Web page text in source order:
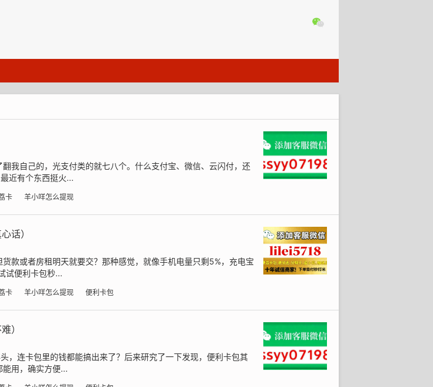
我自己的，光支付类的就七八个。什么支付宝、微信、云闪付，还
近有个东西挺火...
卡 羊小咩怎么提现
话）
或者房租明天就要交？那种感觉，就像手机电量只剩5%，充电宝
试便利卡包秒...
卡 羊小咩怎么提现 便利卡包
）
，连卡包里的钱都能搞出来了？后来研究了一下发现，便利卡包其
用，确实方便...